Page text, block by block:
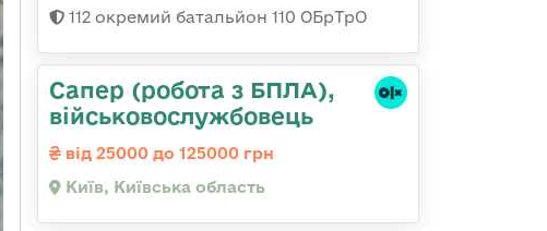
112 окремий батальйон 110 ОБрТрО
Сапер (робота з БПЛА),
військовослужбовець
від 25000 до 125000 грн
Київ, Київська область